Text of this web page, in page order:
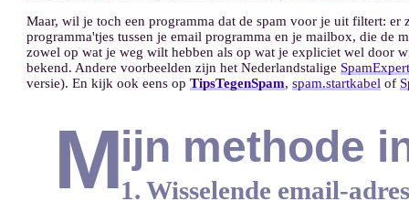
Maar, wil je toch een programma dat de spam voor je uit filtert: er
programma'tjes tussen je email programma en je mailbox, die de
zowel op wat je weg wilt hebben als op wat je expliciet wel door
bekend. Andere voorbeelden zijn het Nederlandstalige
versie). En kijk ook eens opTipsTegenSpam,spam.startkabel of
Mijn methode
1. Wisselende email-